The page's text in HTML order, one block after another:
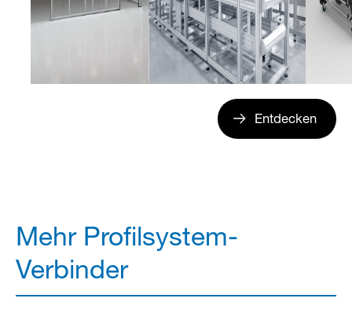
Entdecken
Mehr Profilsystem-
Verbinder